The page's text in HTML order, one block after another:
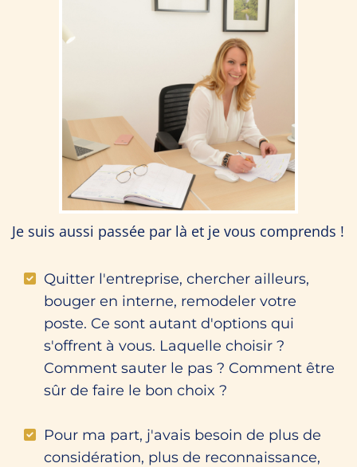
Je suis aussi passée par là et je vous comprends !
Quitter l'entreprise, chercher ailleurs,
bouger en interne, remodeler votre
poste. Ce sont autant d'options qui
s'offrent à vous. Laquelle choisir ?
Comment sauter le pas ? Comment être
sûr de faire le bon choix ?
Pour ma part, j'avais besoin de plus de
considération, plus de reconnaissance,